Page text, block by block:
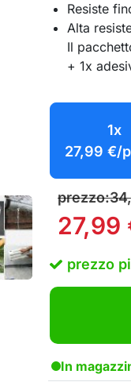
Resiste
Alta
Il
+ 1x
1x
27,99€/
prezzo:
27,99
prezzo
In